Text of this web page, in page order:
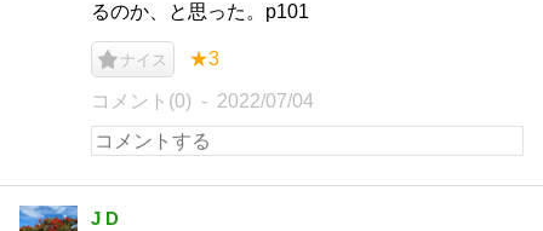
るのか、と思った。p101
ナイス ★3
コメント(0) 2022/07/04
J D